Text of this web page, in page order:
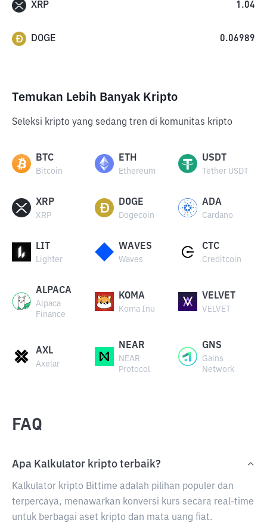
XRP 1.04
DOGE 0.06989
Temukan Lebih Banyak Kripto
Seleksi kripto yang sedang tren di komunitas kripto
BTC
Bitcoin
ETH
Ethereum
USDT
Tether USDT
XRP
XRP
DOGE
Dogecoin
ADA
Cardano
LIT
Lighter
WAVES
Waves
CTC
Creditcoin
ALPACA
Alpaca
Finance
KOMA
Koma Inu
VELVET
VELVET
AXL
Axelar
NEAR
NEAR
Protocol
GNS
Gains
Network
FAQ
Apa Kalkulator kripto terbaik?
Kalkulator kripto Bittime adalah pilihan populer dan
terpercaya, menawarkan konversi kurs secara real-time
untuk berbagai aset kripto dan mata uang fiat.